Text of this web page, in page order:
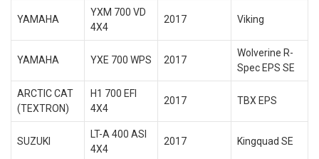
YAMAHA
YXM 700 VD
4X4
2017 Viking
YAMAHA YXE 700 WPS 2017
Wolverine R-
Spec EPS SE
ARCTIC CAT
(TEXTRON)
H1 700 EFI
4X4
2017 TBX EPS
SUZUKI
LT-A 400 ASI
4X4
2017 Kingquad SE